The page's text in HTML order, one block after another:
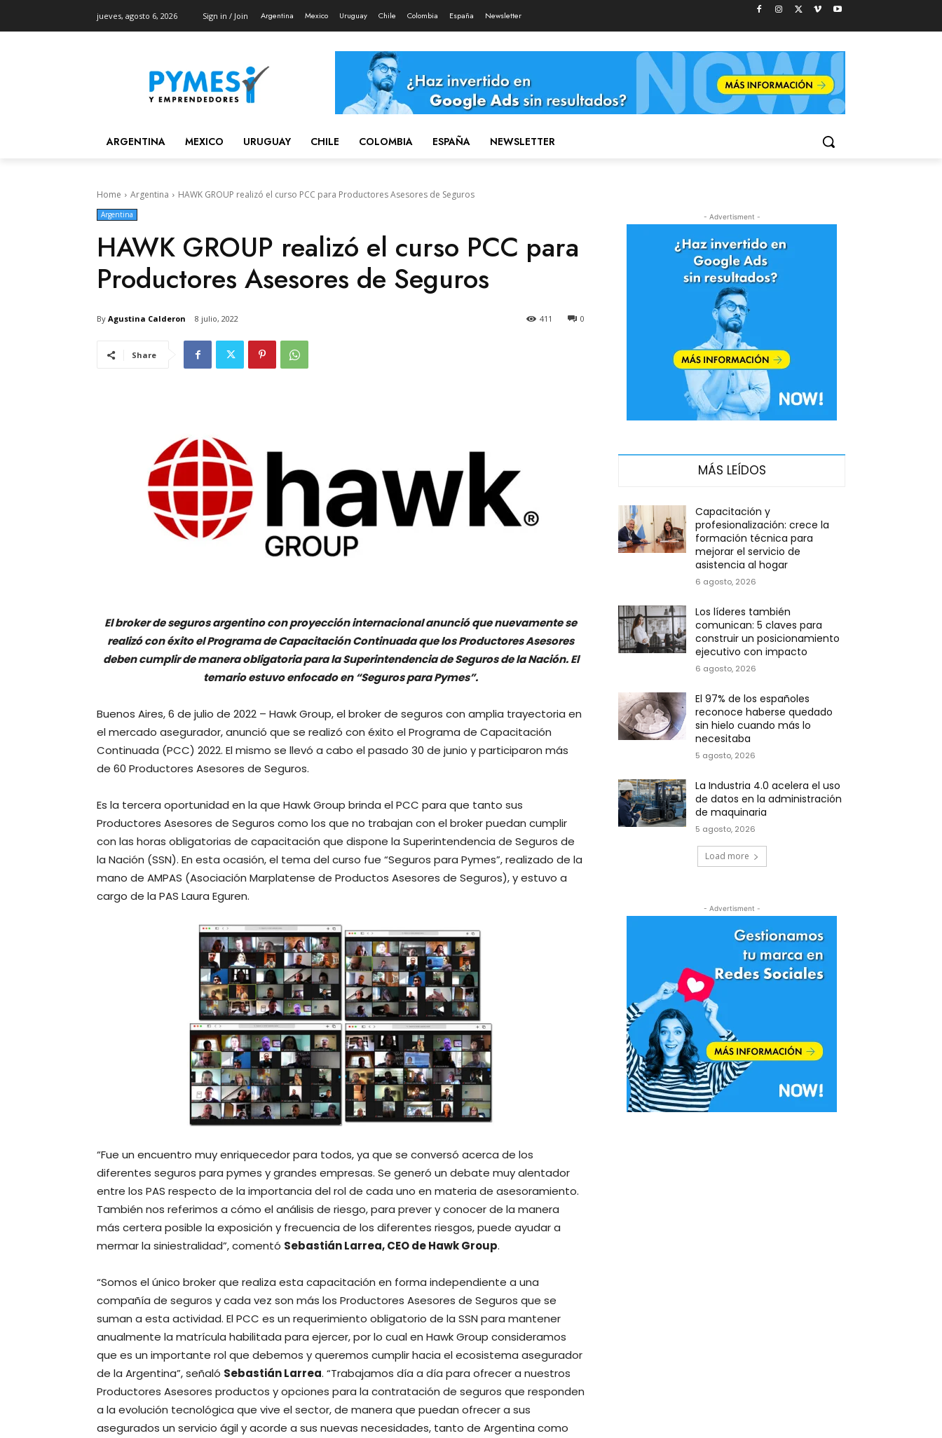
jueves, agosto 6, 2026 Sign in / Join Argentina Mexico Uruguay Chile Colombia España Newsletter
ARGENTINA MEXICO URUGUAY CHILE COLOMBIA ESPAÑA NEWSLETTER
Home Argentina HAWK GROUP realizó el curso PCC para Productores Asesores de Seguros
Argentina
HAWK GROUP realizó el curso PCC para
Productores Asesores de Seguros
By Agustina Calderon 8 julio, 2022 0
411
Share
El broker de seguros argentino con proyección internacional anunció quenuevamente se
realizó con éxito el Programa de Capacitación Continuada que los Productores Asesores
deben cumplir de manera obligatoria para la Superintendencia de Seguros de la Nación. El
temario estuvo enfocado en “Seguros para Pymes”.
Buenos Aires, 6 de julio de 2022 – Hawk Group, el broker de seguros con amplia trayectoria en
el mercado asegurador, anunció que se realizó con éxito el Programa de Capacitación
Continuada (PCC) 2022. El mismo se llevó a cabo el pasado 30 de junio y participaron más
de 60 Productores Asesores de Seguros.
Es la tercera oportunidad en la que Hawk Group brinda el PCC para que tanto sus
Productores Asesores de Seguros como los que no trabajan con el broker puedan cumplir
con las horas obligatorias de capacitación que dispone la Superintendencia de Seguros de
la Nación (SSN). En esta ocasión, el tema del curso fue “Seguros para Pymes”, realizado de la
mano de AMPAS (Asociación Marplatense de Productos Asesores de Seguros), y estuvo a
cargo de la PAS Laura Eguren.
“Fue un encuentro muy enriquecedor para todos, ya que se conversó acerca de los
diferentes seguros para pymes y grandes empresas. Se generó un debate muy alentador
entre los PAS respecto de la importancia del rol de cada uno en materia de asesoramiento.
También nos referimos a cómo el análisis de riesgo, para prever y conocer de la manera
más certera posible la exposición y frecuencia de los diferentes riesgos, puede ayudar a
mermar la siniestralidad”, comentó Sebastián Larrea, CEO de Hawk Group.
“Somos el único broker que realiza esta capacitación en forma independiente a una
compañía de seguros y cada vez son más los Productores Asesores de Seguros que se
suman a esta actividad. El PCC es un requerimiento obligatorio de la SSN para mantener
anualmente la matrícula habilitada para ejercer, por lo cual en Hawk Group consideramos
que es un importante rol que debemos y queremos cumplir hacia el ecosistema asegurador
de la Argentina”, señaló Sebastián Larrea. “Trabajamos día a día para ofrecer a nuestros
Productores Asesores productos y opciones para la contratación de seguros que responden
a la evolución tecnológica que vive el sector, de manera que puedan ofrecer a sus
asegurados un servicio ágil y acorde a sus nuevas necesidades, tanto de Argentina como
- Advertisment -
MÁS LEÍDOS
Capacitación y
profesionalización: crece la
formación técnica para
mejorar el servicio de
asistencia al hogar
6 agosto, 2026
Los líderes también
comunican: 5 claves para
construir un posicionamiento
ejecutivo con impacto
6 agosto, 2026
El 97% de los españoles
reconoce haberse quedado
sin hielo cuando más lo
necesitaba
5 agosto, 2026
La Industria 4.0 acelera el uso
de datos en la administración
de maquinaria
5 agosto, 2026
Load more
- Advertisment -